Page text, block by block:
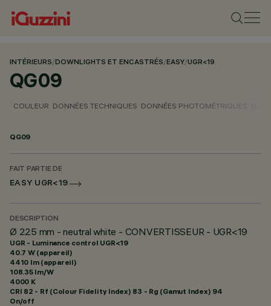
INTÉRIEURS/DOWNLIGHTS ET ENCASTRÉS/EASY/UGR<19
QG09
COULEUR DONNÉES TECHNIQUES DONNÉES PHOTOMÉTRIQUES
QG09
FAIT PARTIE DE
EASY UGR<19
DESCRIPTION
Ø 225 mm - neutral white - CONVERTISSEUR - UGR<19
UGR - Luminance control UGR<19
40.7 W (appareil)
4410 lm (appareil)
108.35 lm/W
4000 K
CRI 82 - Rf (Colour Fidelity Index) 83 - Rg (Gamut Index) 94
On/off